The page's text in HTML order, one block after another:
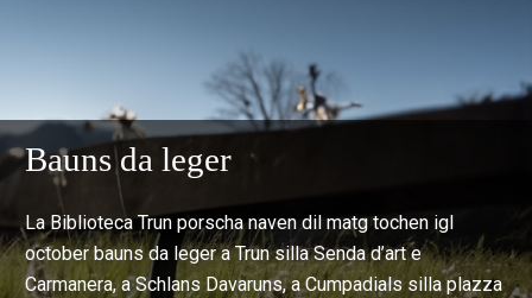
Bauns da leger
La Biblioteca Trun porscha naven dil matg tochen igl
october bauns da leger a Trun silla Senda d’art e
Carmanera, a Schlans Davaruns, a Cumpadials silla plazza